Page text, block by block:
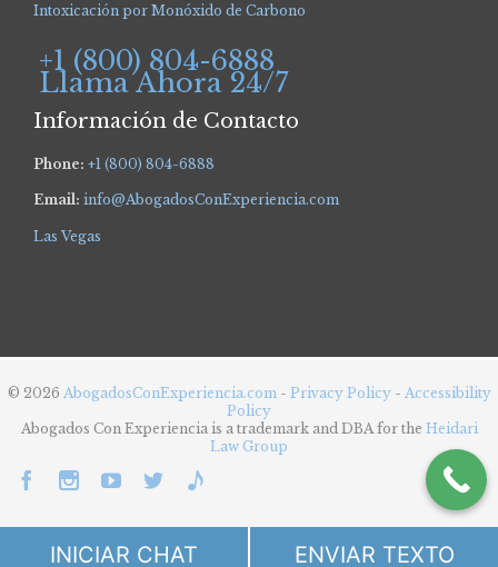
Intoxicación por Monóxido de Carbono
+1 (800) 804-6888
Llama Ahora 24/7
Información de Contacto
Phone: +1 (800) 804-6888
Email: info@AbogadosConExperiencia.com
Las Vegas
© 2026 AbogadosConExperiencia.com - Privacy Policy - Accessibility
Policy
Abogados Con Experiencia is a trademark and DBA for the Heidari
Law Group
    
INICIAR CHAT ENVIAR TEXTO